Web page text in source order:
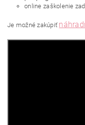
online zaškolenie
Je možné zakúpiť